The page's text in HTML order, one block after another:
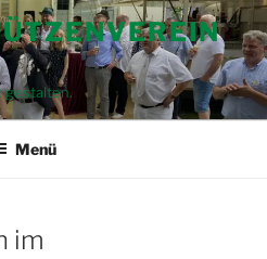
gestalten.
Menü
im